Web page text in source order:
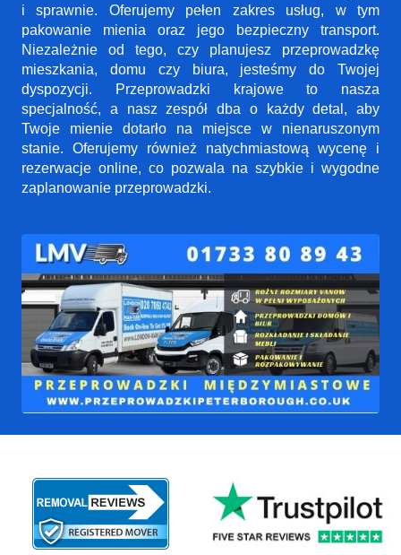
i sprawnie. Oferujemy pełen zakres usług, w tym
pakowanie mienia oraz jego bezpieczny transport.
Niezależnie od tego, czy planujesz przeprowadzkę
mieszkania, domu czy biura, jesteśmy do Twojej
dyspozycji. Przeprowadzki krajowe to nasza
specjalność, a nasz zespół dba o każdy detal, aby
Twoje mienie dotarło na miejsce w nienaruszonym
stanie. Oferujemy również natychmiastową wycenę i
rezerwacje online, co pozwala na szybkie i wygodne
zaplanowanie przeprowadzki.